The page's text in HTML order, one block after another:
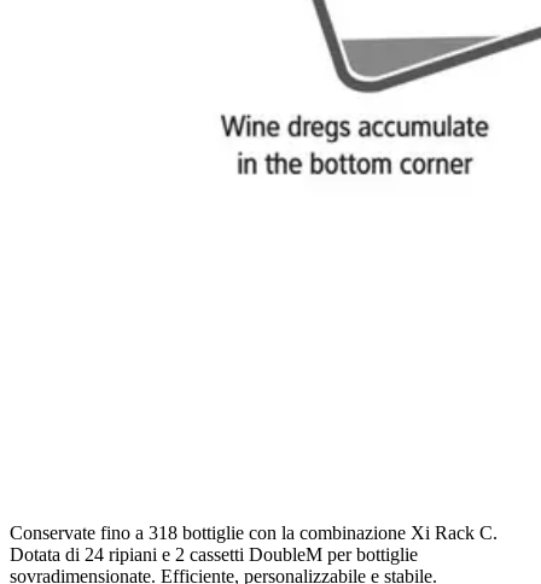
Conservate fino a 318 bottiglie con la combinazione Xi Rack C.
Dotata di 24 ripiani e 2 cassetti DoubleM per bottiglie
sovradimensionate. Efficiente, personalizzabile e stabile.